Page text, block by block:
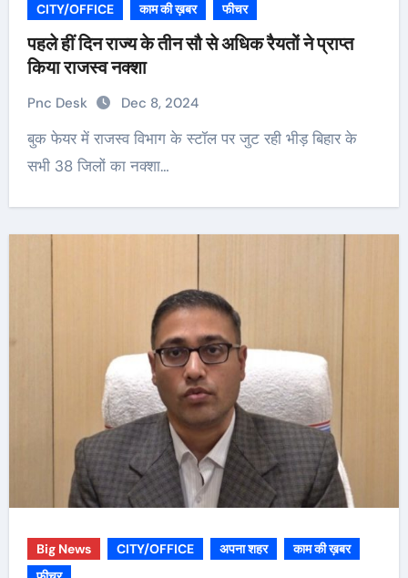
CITY/OFFICE काम की ख़बर फीचर
पहले हीं दिन राज्य के तीन सौ से अधिक रैयतों ने प्राप्त
किया राजस्व नक्शा
Pnc Desk Dec 8, 2024
बुक फेयर में राजस्व विभाग के स्टॉल पर जुट रही भीड़ बिहार के
सभी 38 जिलों का नक्शा…
Big News CITY/OFFICE अपना शहर
काम की ख़बर